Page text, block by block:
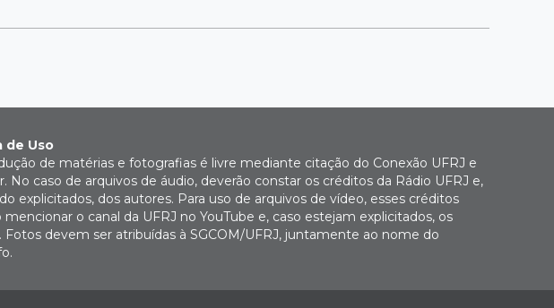
de Uso
de matérias e fotografias é livre mediante citação do Conexão UFRJ e
No caso de arquivos de áudio, deverão constar os créditos da Rádio UFRJ e,
explicitados, dos autores. Para uso de arquivos de vídeo, esses créditos
mencionar o canal da UFRJ no YouTube e, caso estejam explicitados, os
Fotos devem ser atribuídas à SGCOM/UFRJ, juntamente ao nome do